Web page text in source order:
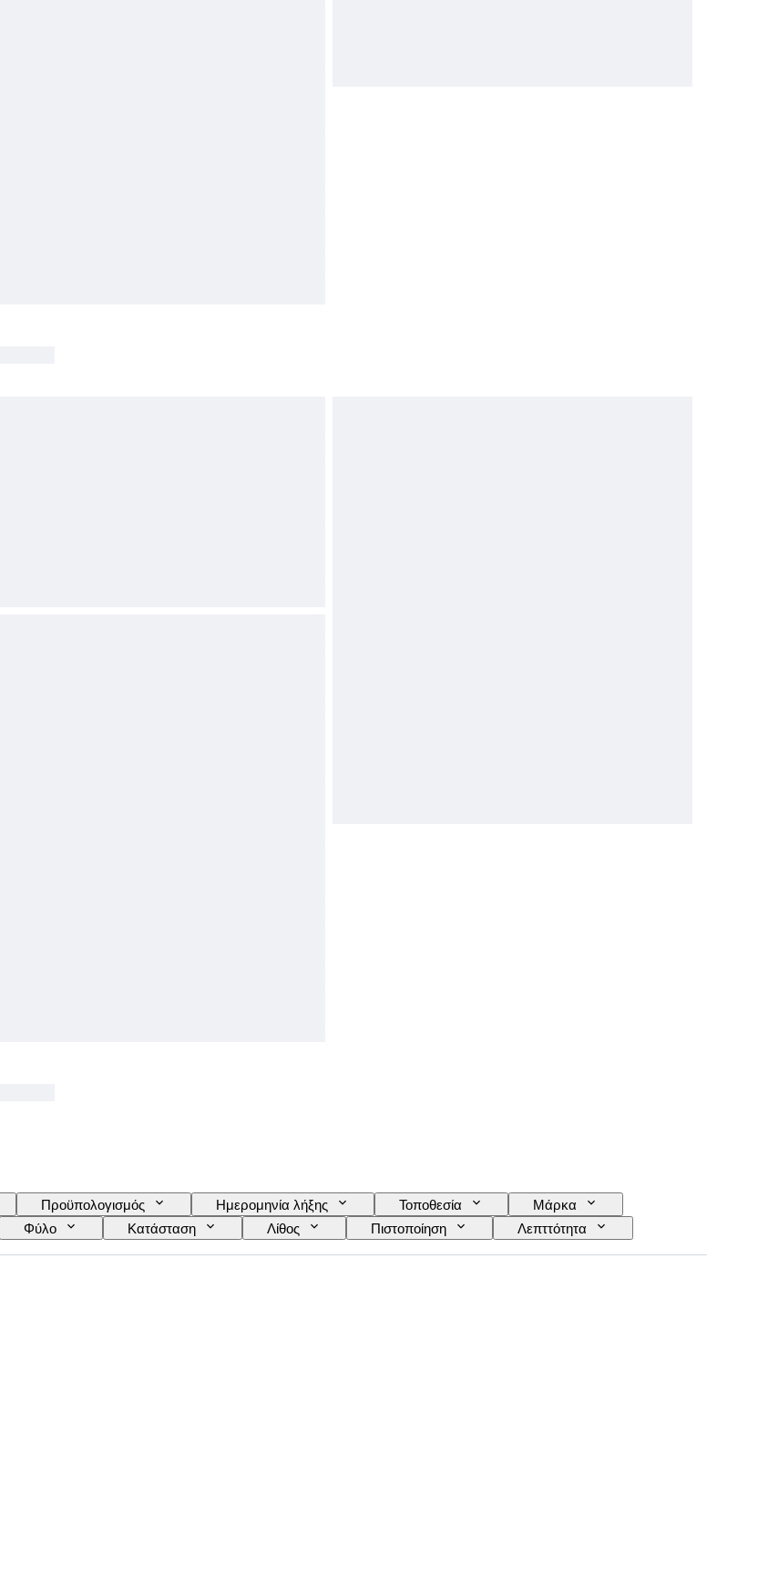
Προϋπολογισμός Ημερομηνία λήξης Τοποθεσία
Μάρκα
Φύλο Κατάσταση Λίθος Πιστοποίηση
Λεπττότητα
χρώματος Ακριβές χρώμα
Μέγεθος στο αντικείμενο